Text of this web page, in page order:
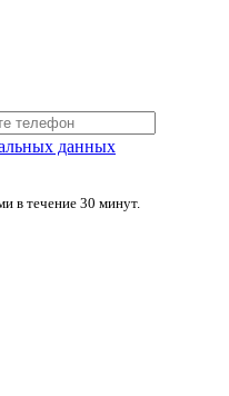
данных
в течение 30 минут.